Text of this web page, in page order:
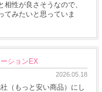
性が良さそうなので、
てみたいと思っていま
ションEX
2026.05.18
（もっと安い商品）にし